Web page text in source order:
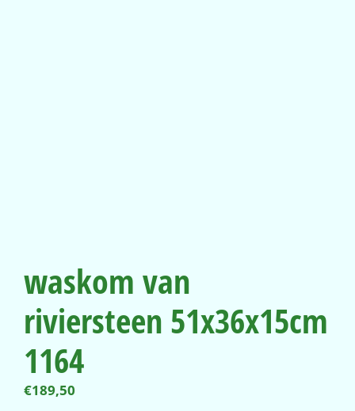
waskom van
riviersteen 51x36x15cm
1164
€189,50